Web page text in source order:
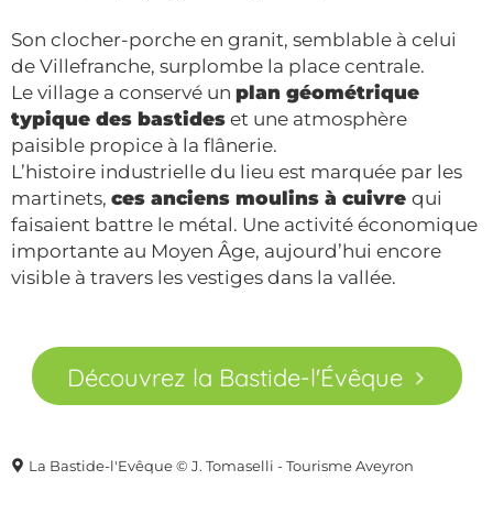
La Bastide-l'Evêque © J. Tomaselli - Tourisme Aveyron
Son clocher-porche en granit, semblable à celui
de Villefranche, surplombe la place centrale.
Le village a conservé un plan géométrique
typique des bastides et une atmosphère
paisible propice à la flânerie.
L’histoire industrielle du lieu est marquée par les
martinets, ces anciens moulins à cuivre qui
faisaient battre le métal. Une activité économique
importante au Moyen Âge, aujourd’hui encore
visible à travers les vestiges dans la vallée.
Découvrez la Bastide-l'Évêque